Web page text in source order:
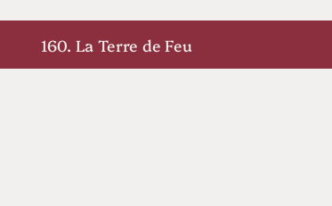
160. La Terre de Feu